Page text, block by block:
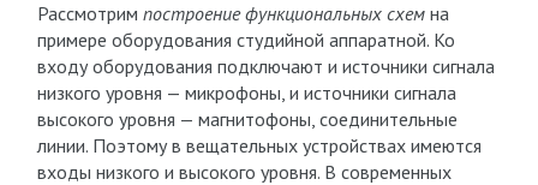
Рассмотрим построение функциональных схемна
примере оборудования студийной аппаратной. Ко
входу оборудования подключают и источники сигнала
низкого уровня — микрофоны, и источники сигнала
высокого уровня — магнитофоны, соединительные
линии. Поэтому в вещательных устройствах имеются
входы низкого и высокого уровня. В современных